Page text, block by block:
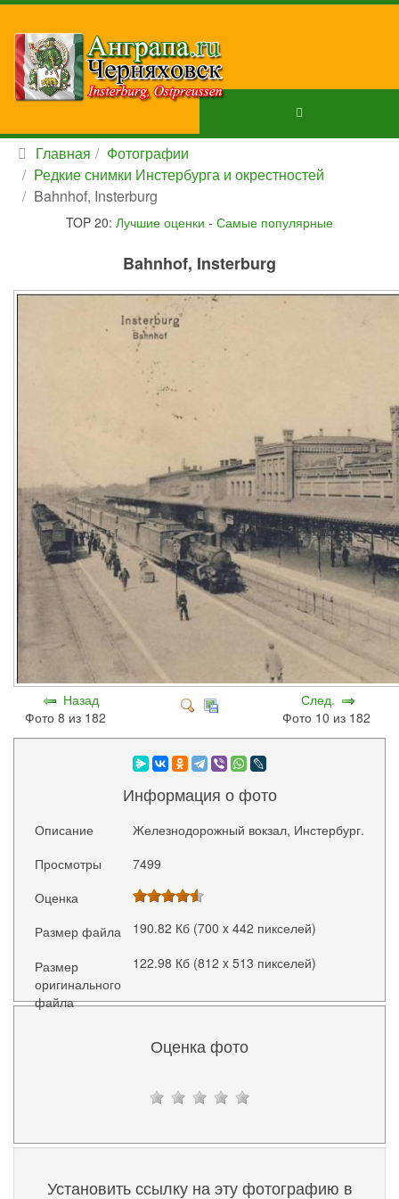
Главная
Фотографии
Редкие снимки Инстербурга и окрестностей
Bahnhof, Insterburg
TOP 20: Лучшие оценки - Самые популярные
Bahnhof, Insterburg
Назад
Фото 8 из 182
След.
Фото 10 из 182
Информация о фото
Описание
Железнодорожный вокзал, Инстербург.
Просмотры
7499
Оценка
Размер файла
190.82 Кб (700 x 442 пикселей)
Размер
оригинального
файла
122.98 Кб (812 x 513 пикселей)
Оценка фото
Установить ссылку на эту фотографию в